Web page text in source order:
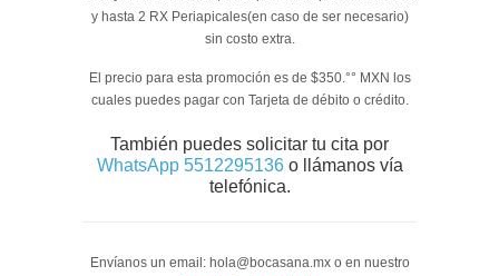
y hasta 2 RX Periapicales(en caso de ser necesario)
sin costo extra.
El precio para esta promoción es de $350.°° MXN los
cuales puedes pagar con Tarjeta de débito o crédito.
También puedes solicitar tu cita por
WhatsApp 5512295136o llámanos vía
telefónica.
Envíanos un email: hola@bocasana.mx o en nuestro